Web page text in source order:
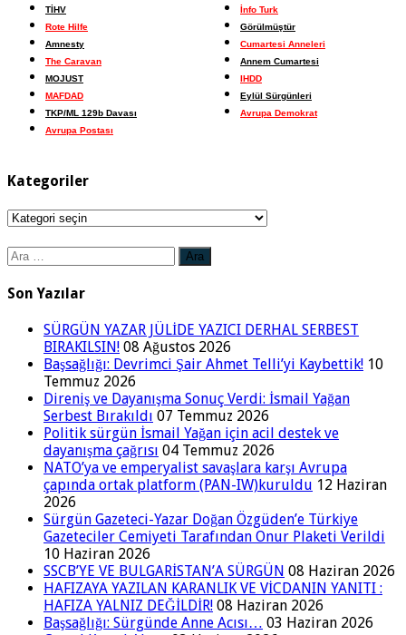
TİHV
Rote Hilfe
Amnesty
The Caravan
MOJUST
MAFDAD
TKP/ML 129b Davası
Avrupa Postası
İnfo Turk
Görülmüştür
Cumartesi Anneleri
Annem Cumartesi
IHDD
Eylül Sürgünleri
Avrupa Demokrat
Kategoriler
Kategoriler
Arama:
Son Yazılar
SÜRGÜN YAZAR JÜLİDE YAZICI DERHAL SERBEST
BIRAKILSIN! 08 Ağustos 2026
Başsağlığı: Devrimci Şair Ahmet Telli’yi Kaybettik! 10
Temmuz 2026
Direniş ve Dayanışma Sonuç Verdi: İsmail Yağan
Serbest Bırakıldı 07 Temmuz 2026
Politik sürgün İsmail Yağan için acil destek ve
dayanışma çağrısı 04 Temmuz 2026
NATO’ya ve emperyalist savaşlara karşı Avrupa
çapında ortak platform (PAN-IW)kuruldu 12 Haziran
2026
Sürgün Gazeteci-Yazar Doğan Özgüden’e Türkiye
Gazeteciler Cemiyeti Tarafından Onur Plaketi Verildi
10 Haziran 2026
SSCB’YE VE BULGARİSTAN’A SÜRGÜN 08 Haziran 2026
HAFIZAYA YAZILAN KARANLIK VE VİCDANIN YANITI :
HAFIZA YALNIZ DEĞİLDİR! 08 Haziran 2026
Başsağlığı: Sürgünde Anne Acısı… 03 Haziran 2026